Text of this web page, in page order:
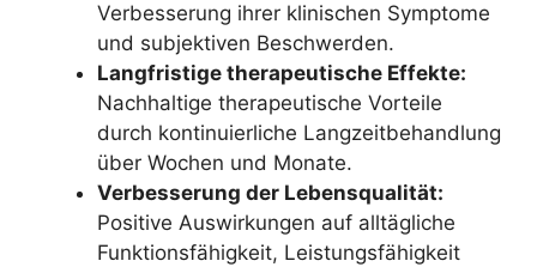
Verbesserung ihrer klinischen Symptome
und subjektiven Beschwerden.
Langfristige therapeutische Effekte:
Nachhaltige therapeutische Vorteile
durch kontinuierliche Langzeitbehandlung
über Wochen und Monate.
Verbesserung der Lebensqualität:
Positive Auswirkungen auf alltägliche
Funktionsfähigkeit, Leistungsfähigkeit